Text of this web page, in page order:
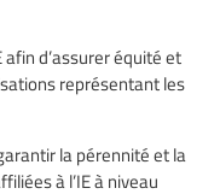
afin d’assurer équité et
représentant les
la pérennité et la
à l’IE à niveau